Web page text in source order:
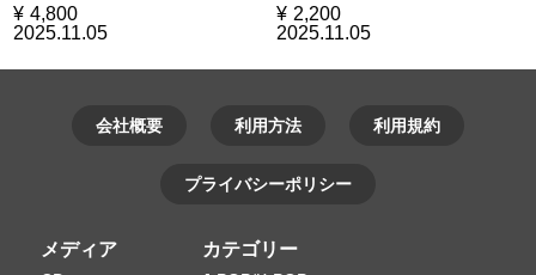
¥ 4,800
2025.11.05
¥ 2,200
2025.11.05
会社概要 利用方法 利用規約
プライバシーポリシー
メディア カテゴリー